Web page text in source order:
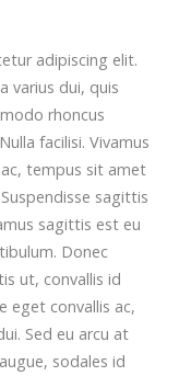
adipiscing elit.
varius dui, quis
rhoncus
facilisi. Vivamus
tempus sit amet
sagittis
sagittis est eu
Donec
ut, convallis id
eget convallis ac,
Sed eu arcu at
sodales id